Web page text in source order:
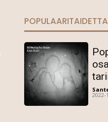
POPULAARITAIDETTA
2022-